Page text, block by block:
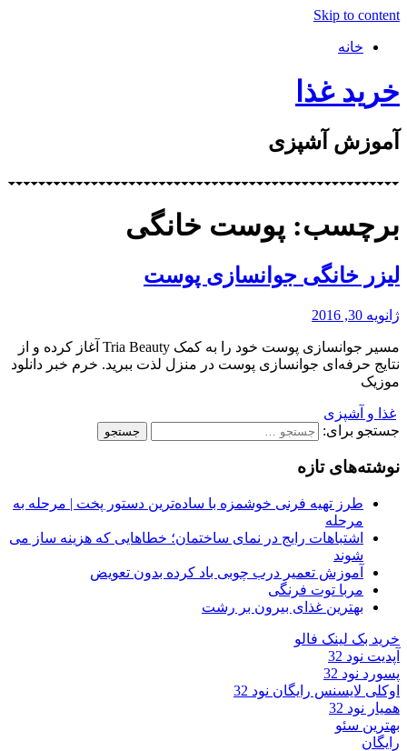
Skip to content
خانه
خرید غذا
آموزش آشپزی
برچسب: پوست خانگی
لیزر خانگی جوانسازی پوست
ژانویه 30, 2016
مسیر جوانسازی پوست خود را به کمک Tria Beauty آغاز کرده و از
نتایج حرفه‌ای جوانسازی پوست در منزل لذت ببرید. خرم خبر دانلود
موزیک
غذا و آشپزی
جستجو برای:
نوشته‌های تازه
طرز تهیه فرنی خوشمزه با ساده‌ترین دستور پخت | مرحله به
مرحله
اشتباهات رایج در نمای ساختمان؛ خطاهایی که هزینه ساز می
شوند
آموزش تعمیر درب چوبی باد کرده بدون تعویض
مربا توت فرنگی
بهترین غذای بیرون بر رشت
خرید بک لینک فالو
آپدیت نود 32
پسورد نود 32
اوکلی لایسنس رایگان نود 32
همیار نود 32
بهترین سئو
رایگان